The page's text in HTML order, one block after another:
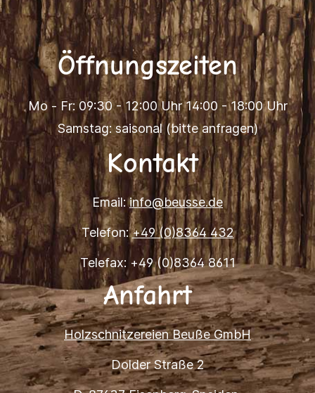
Öffnungszeiten
Mo - Fr: 09:30 - 12:00 Uhr 14:00 - 18:00 Uhr
Samstag: saisonal (bitte anfragen)
Kontakt
Email:info@beusse.de
Telefon:+49 (0)8364 432
Telefax: +49 (0)8364 8611
Anfahrt
Holzschnitzereien Beuße GmbH
Dolder Straße 2